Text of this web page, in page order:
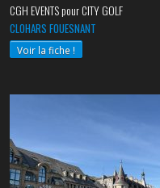
CGH EVENTS pour CITY GOLF
CLOHARS FOUESNANT
Voir la fiche !